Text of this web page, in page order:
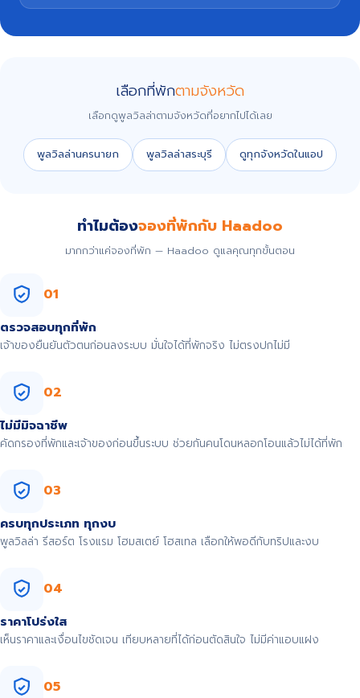
เลือกที่พักตามจังหวัด
เลือกดูพูลวิลล่าตามจังหวัดที่อยากไปได้เลย
พูลวิลล่านครนายก พูลวิลล่าสระบุรี ดูทุกจังหวัดในแอป
ทำไมต้องจองที่พักกับ Haadoo
มากกว่าแค่จองที่พัก — Haadoo ดูแลคุณทุกขั้นตอน
01
ตรวจสอบทุกที่พัก
เจ้าของยืนยันตัวตนก่อนลงระบบ มั่นใจได้ที่พักจริง ไม่ตรงปกไม่มี
02
ไม่มีมิจฉาชีพ
คัดกรองที่พักและเจ้าของก่อนขึ้นระบบ ช่วยกันคนโดนหลอกโอนแล้วไม่ได้ที่พัก
03
ครบทุกประเภท ทุกงบ
พูลวิลล่า รีสอร์ต โรงแรม โฮมสเตย์ โฮสเทล เลือกให้พอดีกับทริปและงบ
04
ราคาโปร่งใส
เห็นราคาและเงื่อนไขชัดเจน เทียบหลายที่ได้ก่อนตัดสินใจ ไม่มีค่าแอบแฝง
05